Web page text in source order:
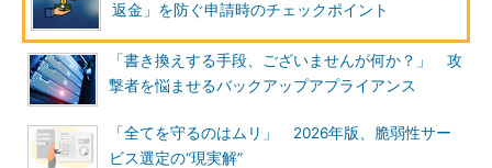
返金」を防ぐ申請時のチェックポイント
「書き換えする手段、ございませんが何か？」 攻
撃者を悩ませるバックアップアプライアンス
「全てを守るのはムリ」 2026年版、脆弱性サー
ビス選定の“現実解”